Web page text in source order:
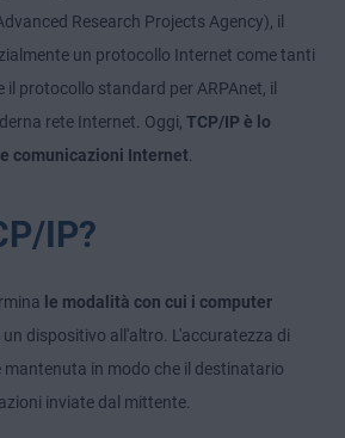
Research Projects Agency), il
un protocollo Internet come tanti
protocollo standard per ARPAnet, il
rete Internet. Oggi, TCP/IP è lo
comunicazioni Internet.
IP?
le modalità con cui i computer
un dispositivo all'altro. L'accuratezza di
mantenuta in modo che il destinatario
inviate dal mittente.